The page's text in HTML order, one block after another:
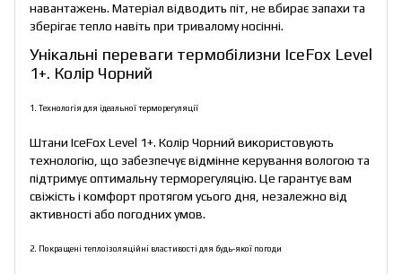
навантажень. Матеріал відводить піт, не вбирає запахи та
зберігає тепло навіть при тривалому носінні.
Унікальні переваги термобілизни IceFox Level
1+. Колір Чорний
1. Технологія для ідеальної терморегуляції
Штани IceFox Level 1+. Колір Чорний використовують
технологію, що забезпечує відмінне керування вологою та
підтримує оптимальну терморегуляцію. Це гарантує вам
свіжість і комфорт протягом усього дня, незалежно від
активності або погодних умов.
2. Покращені теплоізоляційні властивості для будь-якої погоди